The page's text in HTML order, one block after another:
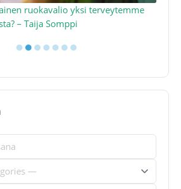
ruokavalio yksi terveytemme
– Taija Somppi
●●●●●●●